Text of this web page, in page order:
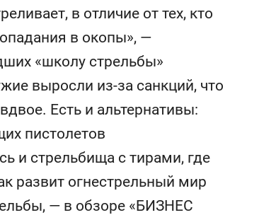
в отличие от тех, кто
в окопы», —
«школу стрельбы»
выросли из-за санкций, что
Есть и альтернативы:
пистолетов
и стрельбища с тирами, где
развит огнестрельный мир
— в обзоре «БИЗНЕС
«Фороса»:
невроз» –
не считает
Рекомендуем
Дизайнер-прораб
Наседкина: «Ремонт
для меня это